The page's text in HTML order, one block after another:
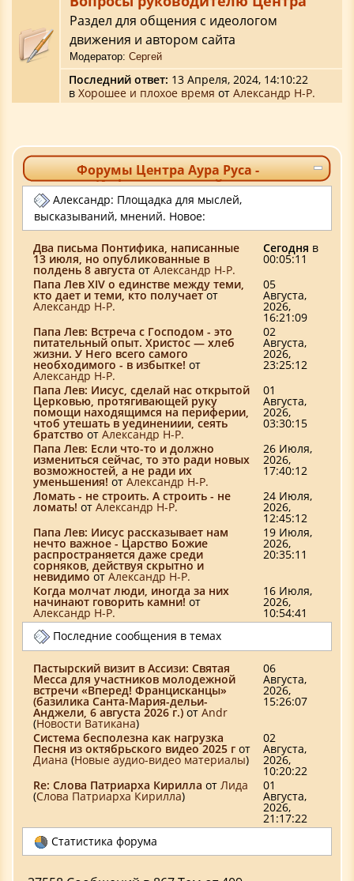
Раздел для общения с идеологом
движения и автором сайта
Модератор:Сергей
Последний ответ: 13 Апреля, 2024, 14:10:22
в Хорошее и плохое время от Александр Н-Р.
Форумы Центра Аура Руса -
Информационный центр
Александр: Площадка для мыслей,
высказываний, мнений. Новое:
Два письма Понтифика, написанные
13 июля, но опубликованные в
полдень 8 августа от Александр Н-Р.
Сегодня в
00:05:11
Папа Лев XIV о единстве между теми,
кто дает и теми, кто получаетот
Александр Н-Р.
05
Августа,
2026,
16:21:09
Папа Лев: Встреча с Господом - это
питательный опыт. Христос — хлеб
жизни. У Него всего самого
необходимого - в избытке! от
Александр Н-Р.
02
Августа,
2026,
23:25:12
Папа Лев: Иисус, сделай нас открытой
Церковью, протягивающей руку
помощи находящимся на периферии,
чтоб утешать в уединениии, сеять
братство от Александр Н-Р.
01
Августа,
2026,
03:30:15
Папа Лев: Если что-то и должно
измениться сейчас, то это ради новых
возможностей, а не ради их
уменьшения! от Александр Н-Р.
26 Июля,
2026,
17:40:12
Ломать - не строить. А строить - не
ломать! от Александр Н-Р.
24 Июля,
2026,
12:45:12
Папа Лев: Иисус рассказывает нам
нечто важное - Царство Божие
распространяется даже среди
сорняков, действуя скрытно и
невидимо от Александр Н-Р.
19 Июля,
2026,
20:35:11
Когда молчат люди, иногда за них
начинают говорить камни! от
Александр Н-Р.
16 Июля,
2026,
10:54:41
Последние сообщения в темах
Пастырский визит в Ассизи: Святая
Месса для участников молодежной
встречи «Вперед! Францисканцы»
(базилика Санта-Мария-дельи-
Анджели, 6 августа 2026 г.) от Аndr
(Новости Ватикана)
06
Августа,
2026,
15:26:07
Система бесполезна как нагрузка
Песня из октябрьского видео 2025 г от
Диана (Новые аудио-видео материалы)
02
Августа,
2026,
10:20:22
Re: Слова Патриарха Кирилла от Лида
(Слова Патриарха Кирилла)
01
Августа,
2026,
21:17:22
Статистика форума